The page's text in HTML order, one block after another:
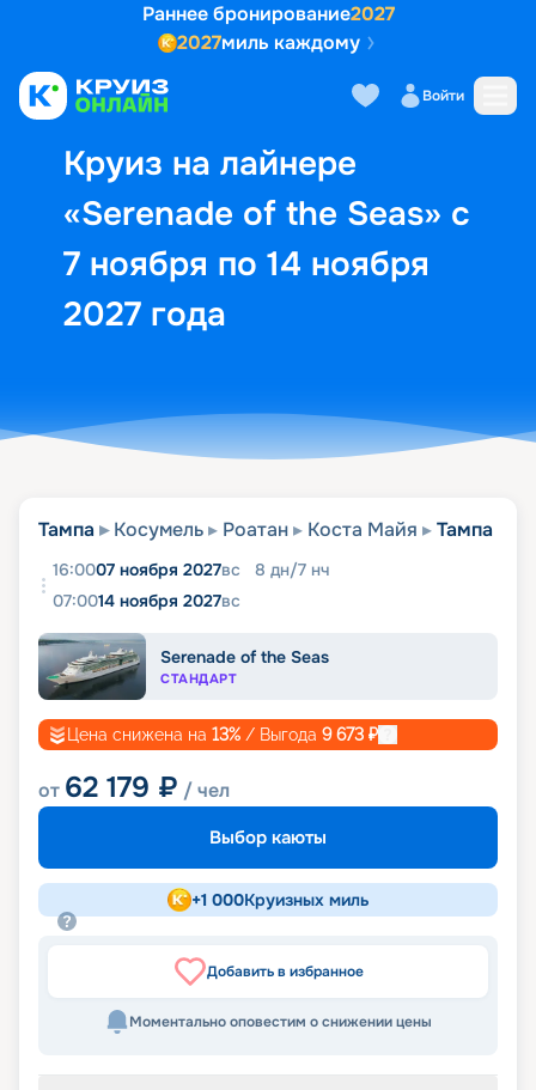
Раннее бронирование2027
2027миль каждому
Войти
Круиз на лайнере
«Serenade of the Seas» с
7 ноября по 14 ноября
2027 года
Выбор кают Маршрут и
Тампа Косумель Роатан Коста Майя Тампа
16:0007 ноября 2027вс 8 дн/7 нч
07:0014 ноября 2027вс
Serenade of the Seas
СТАНДАРТ
Цена снижена на 13% / Выгода 9 673 ₽
от 62 179 ₽ / чел
Выбор каюты
+1 000Круизных миль
Добавить в избранное
Моментально оповестим о снижении цены